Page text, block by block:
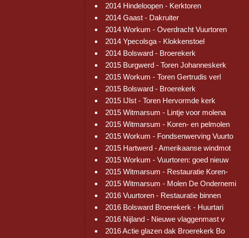
2014 Hindeloopen - Kerktoren
2014 Gaast - Dakruiter
2014 Workum - Overdracht Vuurtoren
2014 Ypecolsga - Klokkenstoel
2014 Bolsward - Broerekerk
2015 Burgwerd - Toren Johanneskerk
2015 Workum - Toren Gertrudis verl
2015 Bolsward - Broerekerk
2015 IJlst - Toren Hervormde kerk
2015 Witmarsum - Lintje voor molena
2015 Witmarsum - Koren- en pelmolen
2015 Workum - Fondsenwerving Vuurto
2015 Hartwerd - Amerikaanse windmot
2015 Workum - Vuurtoren: goed nieuw
2015 Witmarsum - Restauratie Koren-
2015 Witmarsum - Molen De Ondernemi
2016 Vuurtoren - Restauratie binnen
2016 Bolsward Broerekerk - Huurtari
2016 Nijland - Nieuwe vlaggenmast v
2016 Actie glazen dak Broerekerk Bo